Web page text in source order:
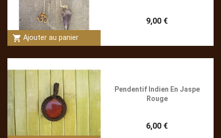
shopping_cart Ajouter au panier
9,00 €
Pendentif Indien En Jaspe
Rouge
6,00 €